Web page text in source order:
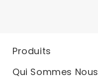
Produits
Qui Sommes